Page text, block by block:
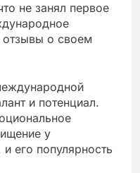
не занял первое
отзывы о своем
и потенциал.
у
его популярность